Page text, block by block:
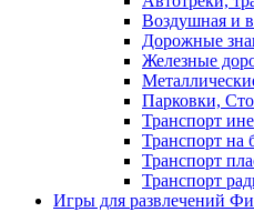
Воздушная и
Дорожные
Железные
Парковки,
Транспорт
Транспорт на
Транспорт
Транспорт
Игры для развлечений